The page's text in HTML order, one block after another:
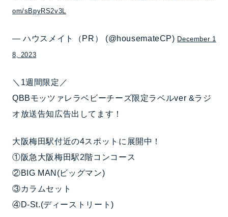
om/sBpyRS2v3L
— ハウスメイト（PR） (@housemateCP) December 1
8, 2023
＼1週間限定／
QBBモッツァレラベビーチーズ限定ラベルver &ラジ
オ放送告知広告出してます！
大阪梅田駅付近の4スポットに展開中！
①阪急大阪梅田駅2階コンコース
②BIG MAN(ビッグマン)
③カラムセット
④D-St.(ディーストリート)